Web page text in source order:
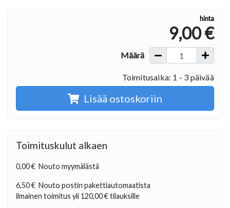
hinta
9,00 €
Määrä
Toimitusaika: 1 - 3 päivää
Lisää ostoskoriin
Toimituskulut alkaen
0,00 € Nouto myymälästä
6,50 € Nouto postin pakettiautomaatista
ilmainen toimitus yli 120,00 €tilauksille